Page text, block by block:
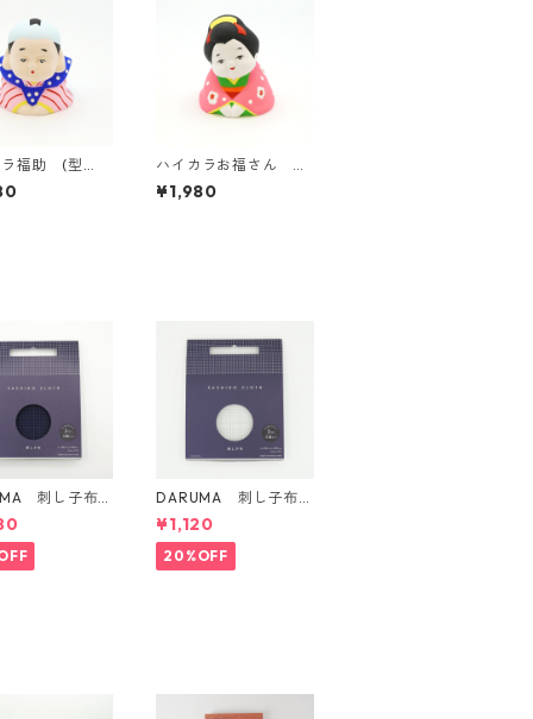
ラ福助 (型
ハイカラお福さん
(型番：g119)
¥1,980
刺し子布 3
ガイドタイプ
DARUMA 刺し子布 3
mm 方眼ガイドタイプ
Col.1 白
¥1,120
20%OFF